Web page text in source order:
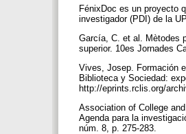
FénixDoc es un proyecto
investigador (PDI) de la
García, C. et al. Mètodes
superior. 10es Jornades
Vives, Josep. Formación
Biblioteca y Sociedad:
http://eprints.rclis.org/
Association of College
Agenda para la
núm. 8, p. 275-283.